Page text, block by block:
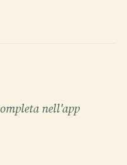
nell'app